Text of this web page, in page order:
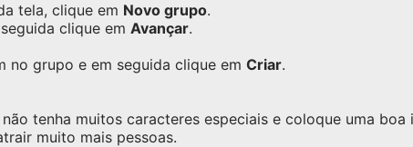
tela, clique em Novo grupo.
clique em Avançar.
no grupo e em seguida clique em Criar.
tenha muitos caracteres especiais e coloque uma boa
muito mais pessoas.